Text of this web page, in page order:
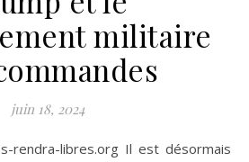
militaire
juin 18, 2024